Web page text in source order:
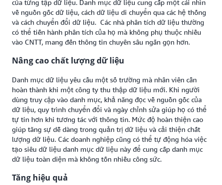
của từng tập dữ liệu. Danh mục dữ liệu cung cấp một cái nhìn
về nguồn gốc dữ liệu, cách dữ liệu di chuyển qua các hệ thống
và cách chuyển đổi dữ liệu. Các nhà phân tích dữ liệu thường
có thể tiến hành phân tích của họ mà không phụ thuộc nhiều
vào CNTT, mang đến thông tin chuyên sâu ngắn gọn hơn.
Nâng cao chất lượng dữ liệu
Danh mục dữ liệu yêu cầu một số trường mà nhân viên cần
hoàn thành khi một công ty thu thập dữ liệu mới. Khi người
dùng truy cập vào danh mục, khả năng đọc về nguồn gốc của
dữ liệu, quy trình chuyển đổi và ngày chỉnh sửa giúp họ có thể
tự tin hơn khi tương tác với thông tin. Mức độ hoàn thiện cao
giúp tăng sự dễ dàng trong quản trị dữ liệu và cải thiện chất
lượng dữ liệu. Các doanh nghiệp cũng có thể tự động hóa việc
tạo siêu dữ liệu danh mục dữ liệu này để cung cấp danh mục
dữ liệu toàn diện mà không tốn nhiều công sức.
Tăng hiệu quả